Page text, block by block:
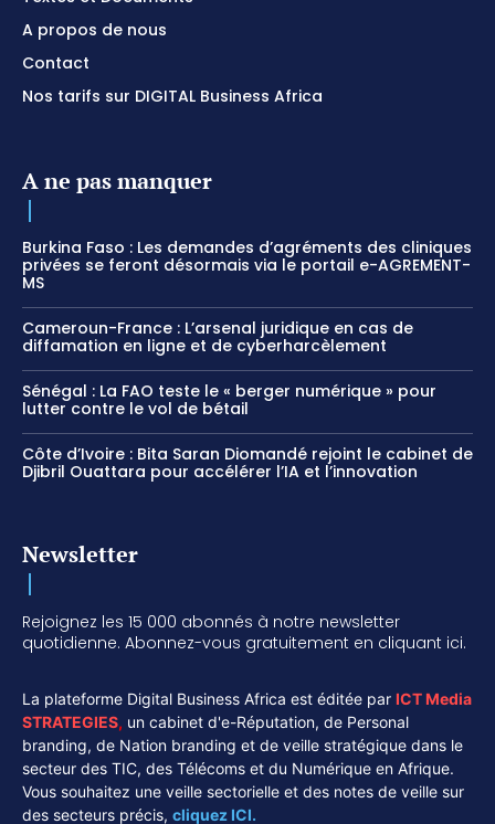
A propos de nous
Contact
Nos tarifs sur DIGITAL Business Africa
A ne pas manquer
Burkina Faso : Les demandes d’agréments des cliniques
privées se feront désormais via le portail e-AGREMENT-
MS
Cameroun-France : L’arsenal juridique en cas de
diffamation en ligne et de cyberharcèlement
Sénégal : La FAO teste le « berger numérique » pour
lutter contre le vol de bétail
Côte d’Ivoire : Bita Saran Diomandé rejoint le cabinet de
Djibril Ouattara pour accélérer l’IA et l’innovation
Newsletter
Rejoignez les 15 000 abonnés à notre newsletter
quotidienne. Abonnez-vous gratuitement en cliquant ici.
La plateforme Digital Business Africa est éditée par ICT Media
STRATEGIES, un cabinet d'e-Réputation, de Personal
branding, de Nation branding et de veille stratégique dans le
secteur des TIC, des Télécoms et du Numérique en Afrique.
Vous souhaitez une veille sectorielle et des notes de veille sur
des secteurs précis, cliquez ICI.